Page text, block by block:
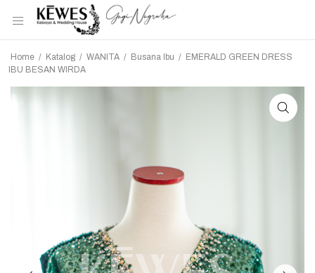
Home / Katalog / WANITA / Busana Ibu / EMERALD GREEN DRESS
IBU BESAN WIRDA